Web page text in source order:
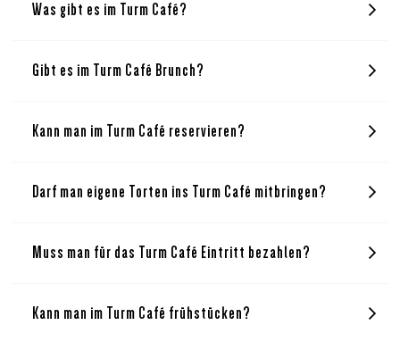
Was gibt es im Turm Café?
Gibt es im Turm Café Brunch?
Kann man im Turm Café reservieren?
Darf man eigene Torten ins Turm Café mitbringen?
Muss man für das Turm Café Eintritt bezahlen?
Kann man im Turm Café frühstücken?